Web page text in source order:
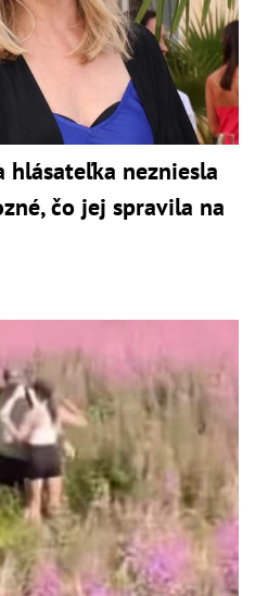
hlásateľka nezniesla
čo jej spravila na